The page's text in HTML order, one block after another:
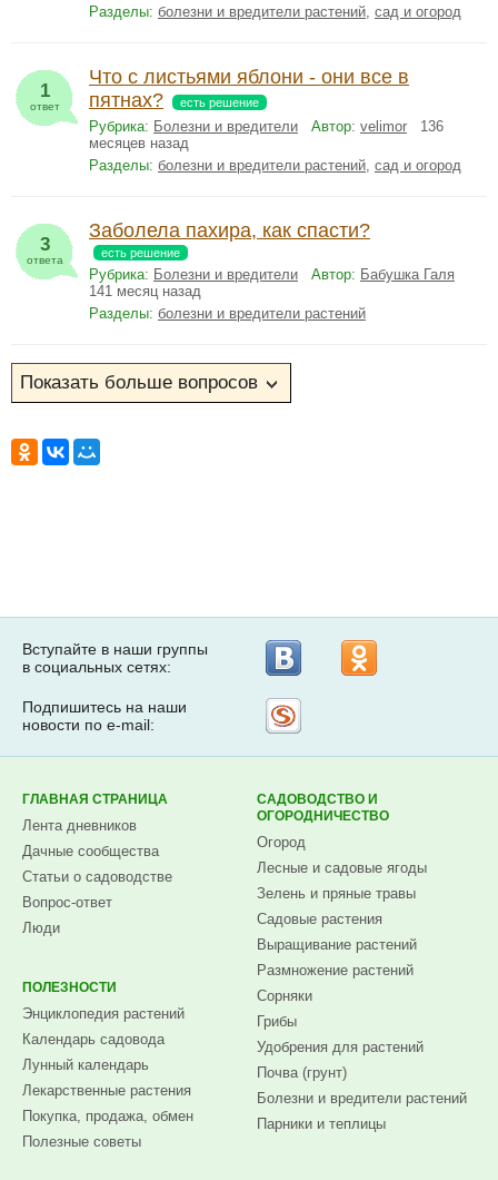
Разделы: болезни и вредители растений, сад и огород
1
ответ
Что с листьями яблони - они все в
пятнах?
есть решение
Рубрика: Болезни и вредители Автор: velimor 136
месяцев назад
Разделы: болезни и вредители растений, сад и огород
3
ответа
Заболела пахира, как спасти?
есть решение
Рубрика: Болезни и вредители Автор: Бабушка Галя
141 месяц назад
Разделы: болезни и вредители растений
Вступайте в наши группы
в социальных сетях:
Подпишитесь на наши
новости по e-mail:
ГЛАВНАЯ СТРАНИЦА
Лента дневников
Дачные сообщества
Статьи о садоводстве
Вопрос-ответ
Люди
ПОЛЕЗНОСТИ
Энциклопедия растений
Календарь садовода
Лунный календарь
Лекарственные растения
Покупка, продажа, обмен
Полезные советы
САДОВОДСТВО И
ОГОРОДНИЧЕСТВО
Огород
Лесные и садовые ягоды
Зелень и пряные травы
Садовые растения
Выращивание растений
Размножение растений
Сорняки
Грибы
Удобрения для растений
Почва (грунт)
Болезни и вредители растений
Парники и теплицы